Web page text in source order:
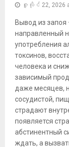
ဇူလိုင် 22, 2026
Вывод из запоя
направленный
употребления
токсинов,
человека и
зависимый
даже месяцев,
сосудистой,
страдают
появляется
абстинентный
ждать, а